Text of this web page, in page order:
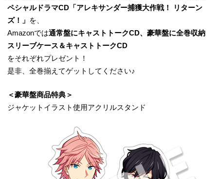
ペシャルドラマCD「アレキサンダー捕獲大作戦！ リターン
ズ！」 を、
Amazonでは通常盤にキャストトークCD、豪華盤に全巻収納
スリーブケース＆キャストトークCD
をそれぞれプレゼント！
是非、全巻揃えてゲットしてください♪
＜豪華盤商品特典＞
ジャケットイラスト使用アクリルスタンド